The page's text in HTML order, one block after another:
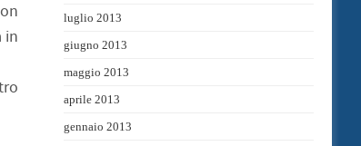
in
luglio 2013
giugno 2013
maggio 2013
aprile 2013
gennaio 2013